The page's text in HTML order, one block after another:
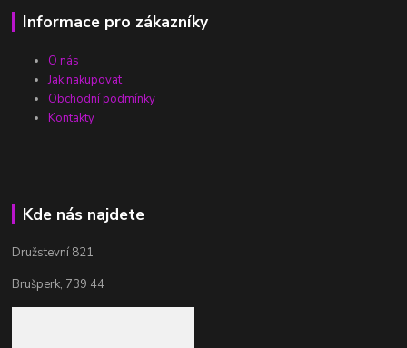
Informace pro zákazníky
O nás
Jak nakupovat
Obchodní podmínky
Kontakty
Kde nás najdete
Družstevní 821
Brušperk, 739 44